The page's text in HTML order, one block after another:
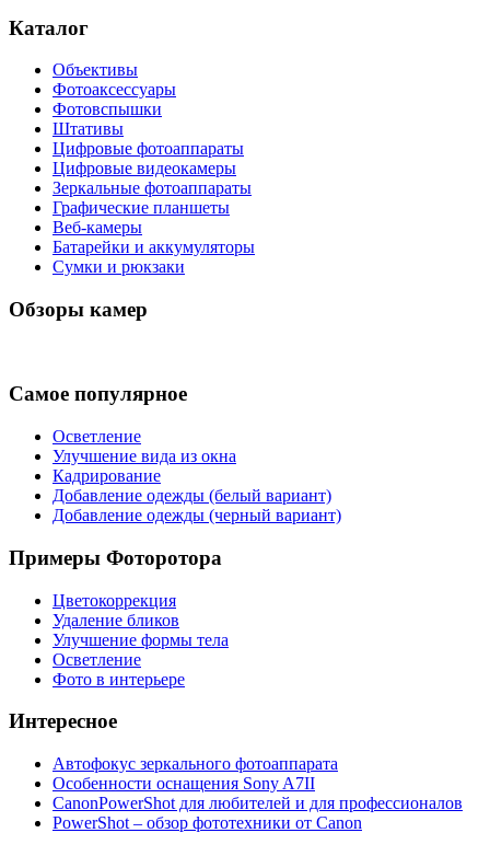
Каталог
Объективы
Фотоаксессуары
Фотовспышки
Штативы
Цифровые фотоаппараты
Цифровые видеокамеры
Зеркальные фотоаппараты
Графические планшеты
Веб-камеры
Батарейки и аккумуляторы
Сумки и рюкзаки
Обзоры камер
Самое популярное
Осветление
Улучшение вида из окна
Кадрирование
Добавление одежды (белый вариант)
Добавление одежды (черный вариант)
Примеры Фоторотора
Цветокоррекция
Удаление бликов
Улучшение формы тела
Осветление
Фото в интерьере
Интересное
Автофокус зеркального фотоаппарата
Особенности оснащения Sony A7ІІ
CanonPowerShot для любителей и для профессионалов
PowerShot – обзор фототехники от Canon